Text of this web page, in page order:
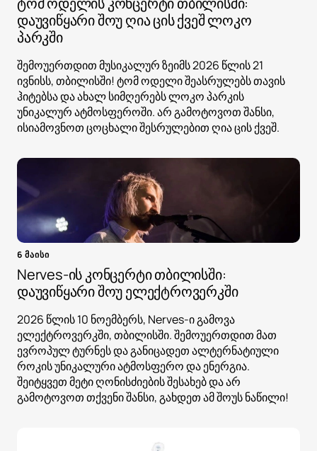
დაუვიწყარი შოუ ღია ცის ქვეშ ლოკო
პარკში
შემოუერთდით მუსიკალურ ზეიმს 2026 წლის 21
ივნისს, თბილისში! ტომ ოდელი შეასრულებს თავის
ჰიტებსა და ახალ სიმღერებს ლოკო პარკის
უნიკალურ ატმოსფეროში. არ გამოტოვოთ შანსი,
ისიამოვნოთ ცოცხალი შესრულებით ღია ცის ქვეშ.
6 მაისი
Nerves-ის კონცერტი თბილისში:
დაუვიწყარი შოუ ელექტროვერკში
2026 წლის 10 ნოემბერს, Nerves-ი გამოვა
ელექტროვერკში, თბილისში. შემოუერთდით მათ
ევროპულ ტურნეს და განიცადეთ ალტერნატიული
როკის უნიკალური ატმოსფერო და ენერგია.
შეიტყვეთ მეტი ღონისძიების შესახებ და არ
გამოტოვოთ თქვენი შანსი, გახდეთ ამ შოუს ნაწილი!